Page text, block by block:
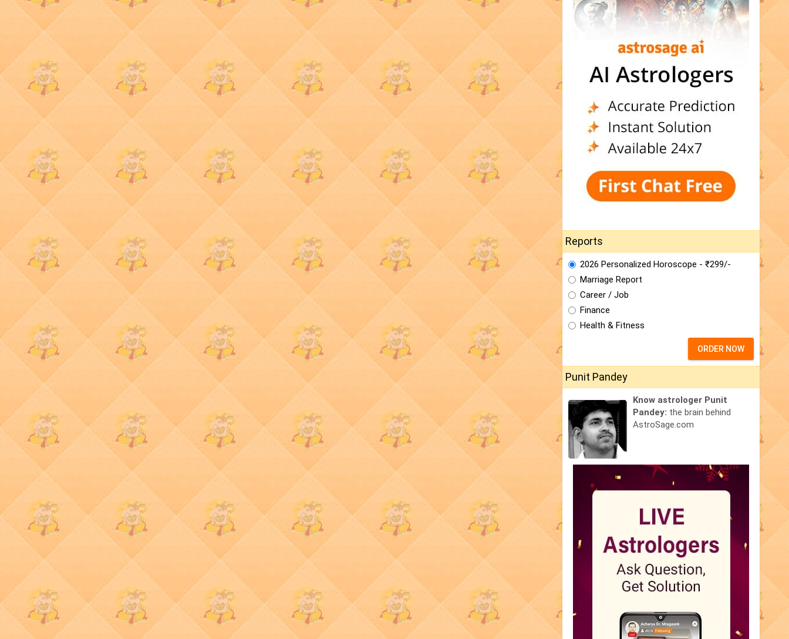
Reports
2026 Personalized Horoscope - ₹299/-
Marriage Report
Career / Job
Finance
Health & Fitness
ORDER NOW
Punit Pandey
Know astrologer Punit
Pandey: the brain behind
AstroSage.com